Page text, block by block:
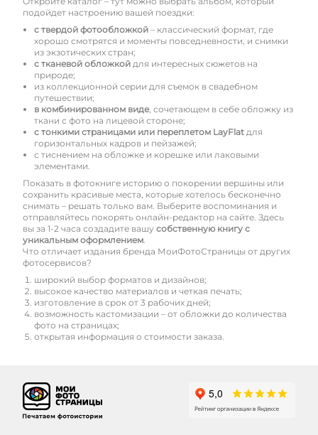
подойдет настроению вашей поездки:
с твердой фотообложкой – классический формат, где
хорошо смотрятся и моменты повседневности, и снимки
из экзотических стран;
с тканевой обложкой для интересных сюжетов на
природе;
из коллекционной серии для съемок в свадебном
путешествии;
в комбинированном виде, сочетающем в себе обложку из
ткани с фото на лицевой стороне;
с тонкими страницами или переплетом LayFlat для
горизонтальных кадров и пейзажей;
с тиснением на обложке и корешке или лаковыми
элементами.
Показать в фотокниге историю о покорении вершины или
сохранить красивые места, которые хотелось бесконечно
снимать – решать только вам. Выберите воспоминания и
отправляйтесь покорять онлайн-редактор на сайте. Здесь
вы за 1-2 часа создадите вашу собственную книгу с
уникальным оформлением.
Что отличает издания бренда МоиФотоСтраницы от других
фотосервисов?
широкий выбор форматов и дизайнов;
высокое качество материалов и четкая печать;
изготовление в срок от 3 рабочих дней;
возможность кастомизации – от обложки до количества
фото на страницах;
открытая информация о стоимости заказа.